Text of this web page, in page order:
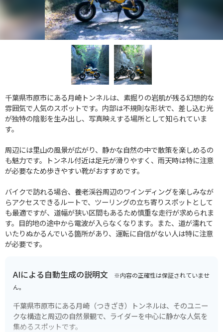
千葉県市原市にある月崎トンネルは、素掘りの岩肌が残る幻想的な
雰囲気で人気のスポットです。内部は不規則な形状で、差し込む光
が独特の陰影を生み出し、写真映えする場所として知られていま
す。
周辺には里山の風景が広がり、静かな自然の中で散策を楽しめるの
も魅力です。トンネル付近は足元が滑りやすく、雨天時は特に注意
が必要なため歩きやすい靴がおすすめです。
バイクで訪れる場合、養老渓谷周辺のワインディングを楽しみなが
らアクセスできるルートで、ツーリングの立ち寄りスポットとして
も最適ですが、道幅が狭い区間もあるため慎重な走行が求められま
す。目的地の途中から電波が入らなくなります。また、道が濡れて
いたりぬかるんでいる箇所があり、運転に自信がない人は特に注意
が必要です。
AIによる自動生成の説明文 ※内容の正確性は保証されていませ
ん。
千葉県市原市にある月崎（つきざき）トンネルは、そのユニー
クな構造と周辺の自然景観で、ライダーを中心に静かな人気を
集めるスポットです。